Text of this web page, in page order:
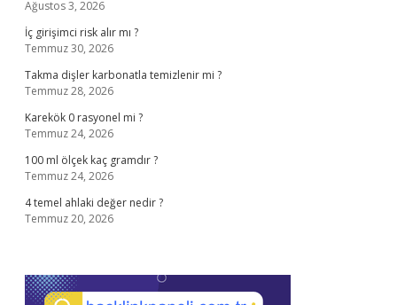
Ağustos 3, 2026
İç girişimci risk alır mı ?
Temmuz 30, 2026
Takma dişler karbonatla temizlenir mi ?
Temmuz 28, 2026
Karekök 0 rasyonel mi ?
Temmuz 24, 2026
100 ml ölçek kaç gramdır ?
Temmuz 24, 2026
4 temel ahlaki değer nedir ?
Temmuz 20, 2026